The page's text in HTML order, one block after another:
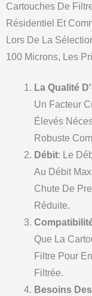
Cartouches De
Résidentiel Et
Lors De La
100 Microns, Les
La Qualité
Un Facteur
Élevés
Robuste
Débit: Le
Au Débit
Chute De
Réduite.
Que La
Filtre Pour
Filtrée.
Besoins